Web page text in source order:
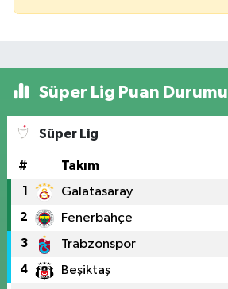
Süper Lig Puan Durumu
Süper Lig
# Takım
1 Galatasaray
2 Fenerbahçe
3 Trabzonspor
4 Beşiktaş